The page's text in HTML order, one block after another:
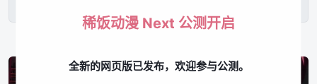
稀饭动漫 Next 公测开启
全新的网页版已发布，欢迎参与公测。